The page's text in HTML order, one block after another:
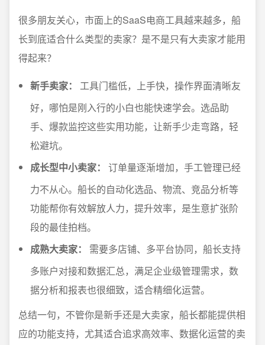
很多朋友关心，市面上的SaaS电商工具越来越多，船
长到底适合什么类型的卖家？是不是只有大卖家才能用
得起来？
新手卖家：
工具门槛低，上手快，操作界面清晰友
好，哪怕是刚入行的小白也能快速学会。选品助
手、爆款监控这些实用功能，让新手少走弯路，轻
松避坑。
成长型中小卖家：
订单量逐渐增加，手工管理已经
力不从心。船长的自动化选品、物流、竞品分析等
功能帮你有效解放人力，提升效率，是生意扩张阶
段的最佳拍档。
成熟大卖家：
需要多店铺、多平台协同，船长支持
多账户对接和数据汇总，满足企业级管理需求，数
据分析和报表也很细致，适合精细化运营。
总结一句，不管你是新手还是大卖家，船长都能提供相
应的功能支持，尤其适合追求高效率、数据化运营的卖